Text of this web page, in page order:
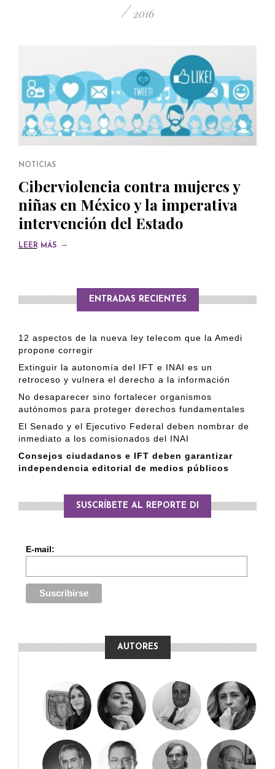
/ 2016
NOTICIAS
Ciberviolencia contra mujeres y
niñas en México y la imperativa
intervención del Estado
LEER MÁS →
ENTRADAS RECIENTES
12 aspectos de la nueva ley telecom que la Amedi
propone corregir
Extinguir la autonomía del IFT e INAI es un
retroceso y vulnera el derecho a la información
No desaparecer sino fortalecer organismos
autónomos para proteger derechos fundamentales
El Senado y el Ejecutivo Federal deben nombrar de
inmediato a los comisionados del INAI
Consejos ciudadanos e IFT deben garantizar
independencia editorial de medios públicos
SUSCRÍBETE AL REPORTE DI
E-mail:
AUTORES